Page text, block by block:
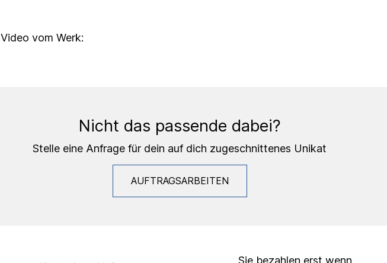
Video vom Werk:
Nicht das passende dabei?
Stelle eine Anfrage für dein auf dich zugeschnittenes Unikat
AUFTRAGSARBEITEN
Sie bezahlen erst wenn